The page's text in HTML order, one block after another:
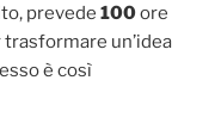
prevede 100ore
un’idea
è così